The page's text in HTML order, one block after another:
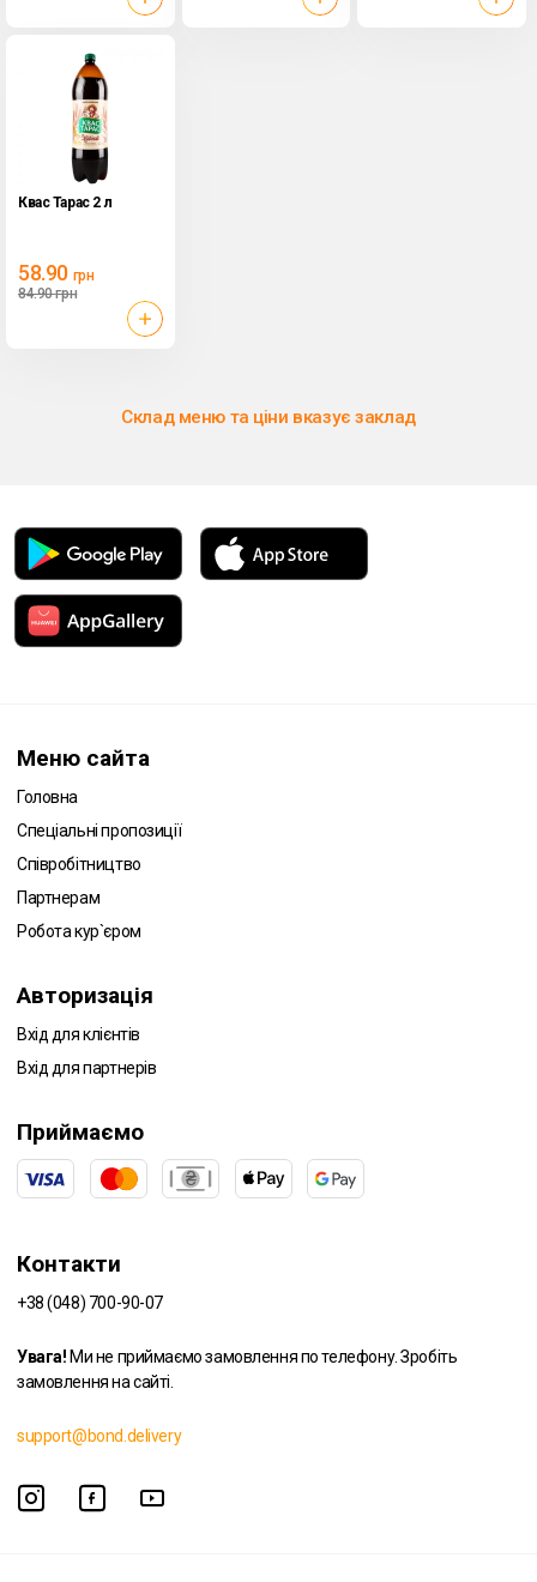
Квас Тарас 2 л
58.90 грн
84.90грн
Склад меню та ціни вказує заклад
Меню сайта
Головна
Спеціальні пропозиції
Співробітництво
Партнерам
Робота кур`єром
Авторизація
Вхід для клієнтів
Вхід для партнерів
Приймаємо
Контакти
+38 (048) 700-90-07
Увага! Ми не приймаємо замовлення по телефону. Зробіть
замовлення на сайті.
support@bond.delivery